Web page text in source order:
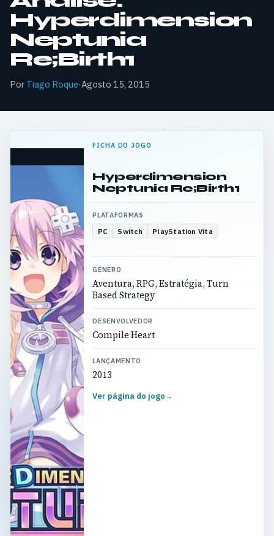
Hyperdimension
Neptunia
Re;Birth1
Por Tiago Roque·Agosto 15, 2015
FICHA DO JOGO
Hyperdimension
Neptunia Re;Birth1
PLATAFORMAS
PC Switch PlayStation Vita
GÉNERO
Aventura, RPG, Estratégia, Turn
Based Strategy
DESENVOLVEDOR
Compile Heart
LANÇAMENTO
2013
Ver página do jogo→